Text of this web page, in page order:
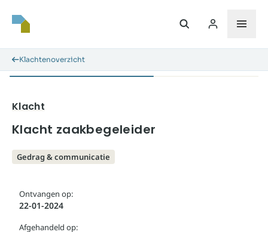
Klachtenoverzicht
Klacht zaakbegeleider
Klacht
Gedrag & communicatie
Ontvangen op:
22-01-2024
Afgehandeld op: